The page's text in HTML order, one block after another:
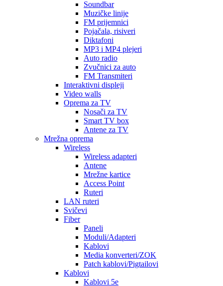
Soundbar
Muzičke linije
FM prijemnici
Pojačala, risiveri
Diktafoni
MP3 i MP4 plejeri
Auto radio
Zvučnici za auto
FM Transmiteri
Interaktivni displeji
Video walls
Oprema za TV
Nosači za TV
Smart TV box
Antene za TV
Mrežna oprema
Wireless
Wireless adapteri
Antene
Mrežne kartice
Access Point
Ruteri
LAN ruteri
Svičevi
Fiber
Paneli
Moduli/Adapteri
Kablovi
Media konverteri/ZOK
Patch kablovi/Pigtailovi
Kablovi
Kablovi 5e